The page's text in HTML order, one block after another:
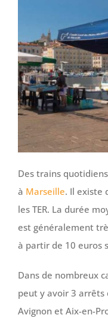
Des trains
à Marseille. Il existe
les TER. La durée
est généralement
à partir de 10 euros
Dans de nombreux
peut y avoir 3 arrêts
Avignon et Aix-en-